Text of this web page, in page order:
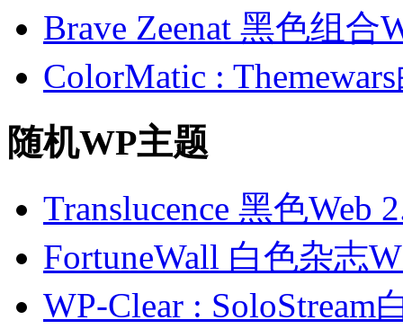
Brave Zeenat 黑色组合
ColorMatic :
随机WP主题
Translucence 黑色Web
FortuneWall 白色杂志
WP-Clear :